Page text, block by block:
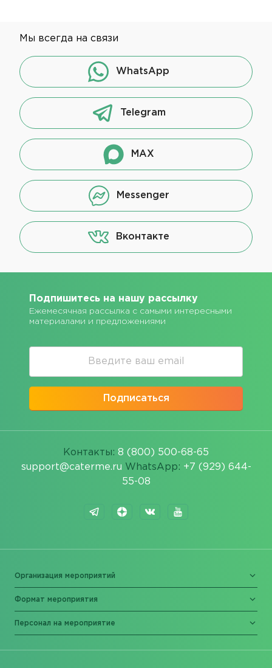
Мы всегда на связи
WhatsApp
Telegram
MAX
Messenger
Вконтакте
Подпишитесь на нашу рассылку
Ежемесячная рассылка с самыми интересными
материалами и предложениями
Подписаться
Контакты: 8 (800) 500-68-65
support@caterme.ru WhatsApp: +7 (929) 644-
55-08
Организация мероприятий
Формат мероприятия
Персонал на мероприятие